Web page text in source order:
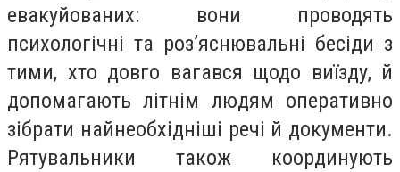
евакуйованих: вони проводять
психологічні та роз’яснювальні бесіди з
тими, хто довго вагався щодо виїзду, й
допомагають літнім людям оперативно
зібрати найнеобхідніші речі й документи.
Рятувальники також координують